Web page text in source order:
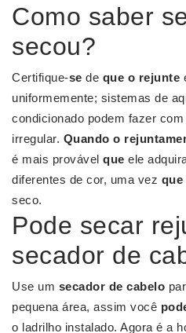
Como saber
secou?
Certifique-se de que o rejunte
uniformemente; sistemas de
condicionado podem fazer com
irregular. Quando o
é mais provável que ele
diferentes de cor, uma vez que
seco.
Pode secar
secador de
Use um secador de cabelo
pequena área, assim você
o ladrilho instalado. Agora é a